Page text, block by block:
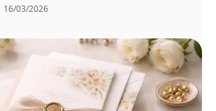
16/03/2026